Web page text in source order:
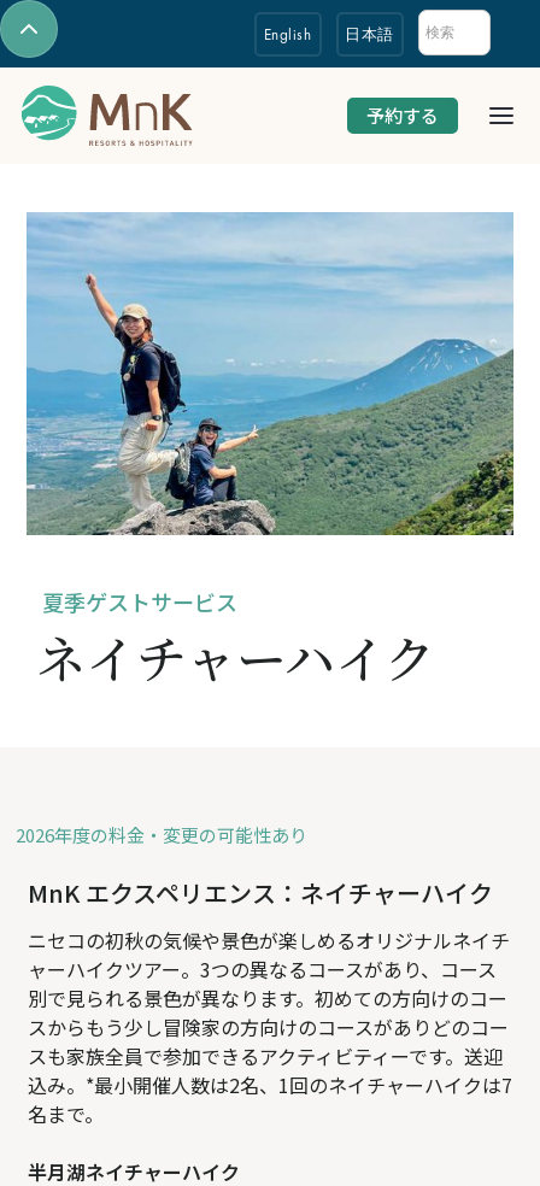
English 日本語
予約する
夏季ゲストサービス
ネイチャーハイク
2026年度の料金・変更の可能性あり
MnK エクスペリエンス：ネイチャーハイク
ニセコの初秋の気候や景色が楽しめるオリジナルネイチ
ャーハイクツアー。3つの異なるコースがあり、コース
別で見られる景色が異なります。初めての方向けのコー
スからもう少し冒険家の方向けのコースがありどのコー
スも家族全員で参加できるアクティビティーです。送迎
込み。*最小開催人数は2名、1回のネイチャーハイクは7
名まで。
半月湖ネイチャーハイク